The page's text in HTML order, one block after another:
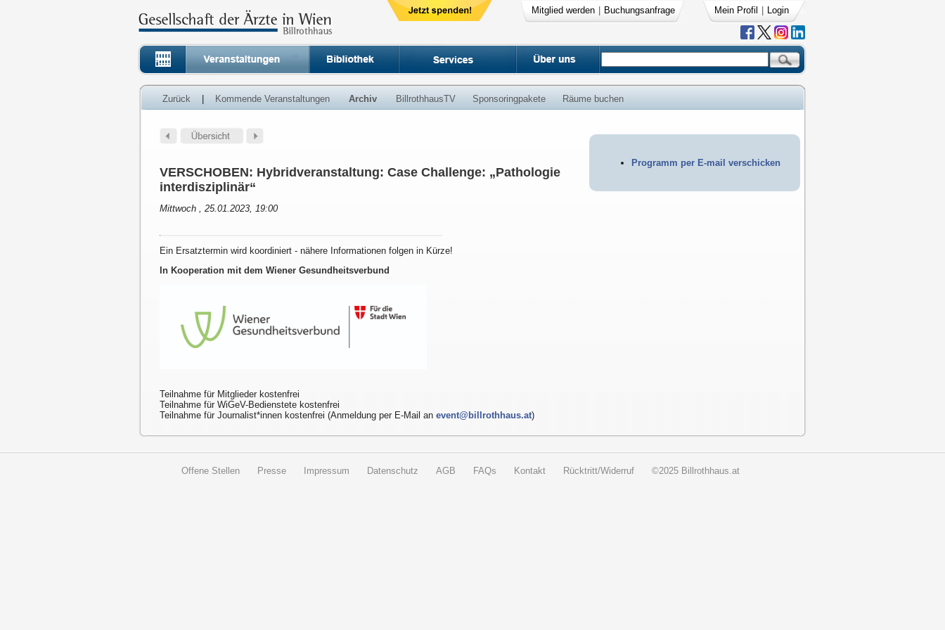
Mitglied werden Buchungsanfrage Mein Profil Login
Zurück Kommende Veranstaltungen Archiv BillrothhausTV Sponsoringpakete Räume buchen
Programm per E-mail verschicken
VERSCHOBEN: Hybridveranstaltung: Case Challenge: „Pathologie
interdisziplinär“
Mittwoch , 25.01.2023, 19:00
Ein Ersatztermin wird koordiniert - nähere Informationen folgen in Kürze!
In Kooperation mit dem Wiener Gesundheitsverbund
Teilnahme für Mitglieder kostenfrei
Teilnahme für WiGeV-Bedienstete kostenfrei
Teilnahme für Journalist*innen kostenfrei (Anmeldung per E-Mail an event@billrothhaus.at)
Offene Stellen Presse Impressum Datenschutz AGB FAQs Kontakt Rücktritt/Widerruf ©2025 Billrothhaus.at